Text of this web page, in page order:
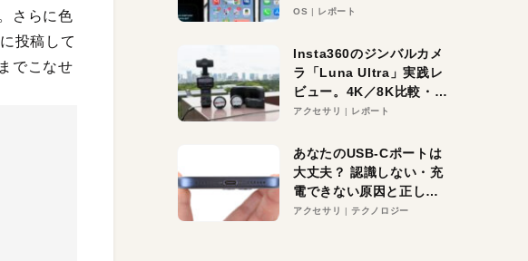
さらに色
投稿して
でこなせ
待大の便利機能5選。
る未来はすぐそこ！
OS レポート
Insta360のジンバルカメ
ラ「Luna Ultra」実践レ
ビュー。4K／8K比較・ズ
ーム・夜間撮影をチェッ
アクセサリ レポート
あなたのUSB-Cポートは
大丈夫？ 認識しない・充
電できない原因と正しい
対策
アクセサリ テクノロジー